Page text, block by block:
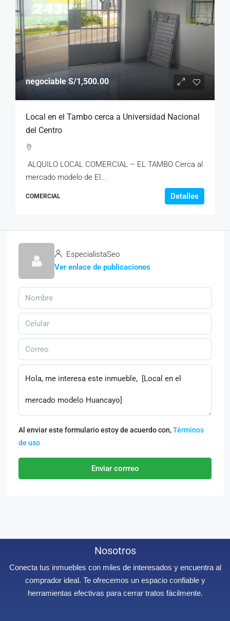
negociable S/1,500.00
Local en el Tambo cerca a Universidad Nacional
del Centro
ALQUILO LOCAL COMERCIAL – EL TAMBO Cerca al
mercado modelo de El...
COMERCIAL Detalles
EspecialistaSeo
Ver enlace de publicaciones
Al enviar este formulario estoy de acuerdo con,Términos
de uso
Enviar corrreo
Nosotros
Conecta tus inmuebles con miles de interesados y encuentra al
comprador ideal. Te ofrecemos un espacio confiable y
herramientas efectivas para cerrar tratos fácilmente.